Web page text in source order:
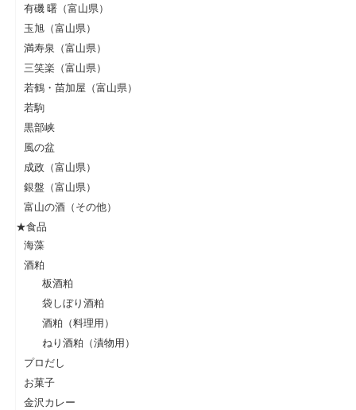
有磯 曙（富山県）
玉旭（富山県）
満寿泉（富山県）
三笑楽（富山県）
若鶴・苗加屋（富山県）
若駒
黒部峡
風の盆
成政（富山県）
銀盤（富山県）
富山の酒（その他）
★食品
海藻
酒粕
板酒粕
袋しぼり酒粕
酒粕（料理用）
ねり酒粕（漬物用）
プロだし
お菓子
金沢カレー